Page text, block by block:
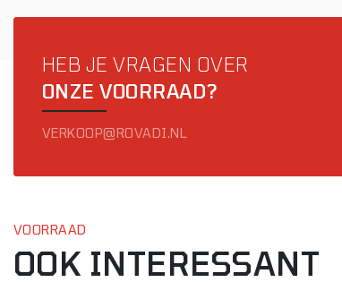
HEB JE VRAGEN OVER
ONZE VOORRAAD?
VERKOOP@ROVADI.NL
VOORRAAD
OOK INTERESSANT